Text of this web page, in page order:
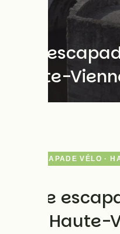
Une
Haute-
ESCAPADE VÉLO ·
Une
en Haute-